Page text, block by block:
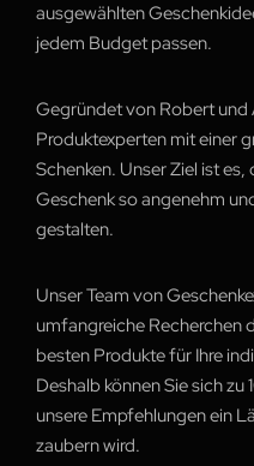
ausgewählten
jedem Budget passen.
Gegründet von Robert und
Produktexperten mit einer
Schenken. Unser Ziel ist
Geschenk so angenehm
gestalten.
Unser Team von
umfangreiche Recherchen
besten Produkte für Ihre
Deshalb können Sie sich
unsere Empfehlungen ein
zaubern wird.